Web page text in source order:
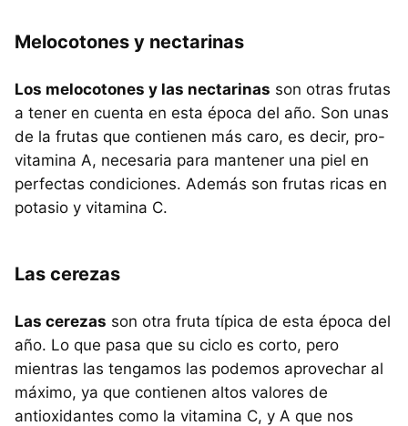
Melocotones y nectarinas
Los melocotones y las nectarinas son otras frutas
a tener en cuenta en esta época del año. Son unas
de la frutas que contienen más caro, es decir, pro-
vitamina A, necesaria para mantener una piel en
perfectas condiciones. Además son frutas ricas en
potasio y vitamina C.
Las cerezas
Las cerezas son otra fruta típica de esta época del
año. Lo que pasa que su ciclo es corto, pero
mientras las tengamos las podemos aprovechar al
máximo, ya que contienen altos valores de
antioxidantes como la vitamina C, y A que nos